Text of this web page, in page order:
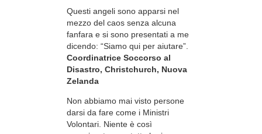
Questi angeli sono apparsi nel
mezzo del caos senza alcuna
fanfara e si sono presentati a me
dicendo: “Siamo qui per aiutare”.
Coordinatrice Soccorso al
Disastro, Christchurch, Nuova
Zelanda
Non abbiamo mai visto persone
darsi da fare come i Ministri
Volontari. Niente è così